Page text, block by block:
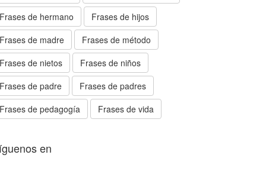
Frases de hermano
Frases de hijos
Frases de madre
Frases de método
Frases de nietos
Frases de niños
Frases de padre
Frases de padres
Frases de pedagogía
Frases de vida
en